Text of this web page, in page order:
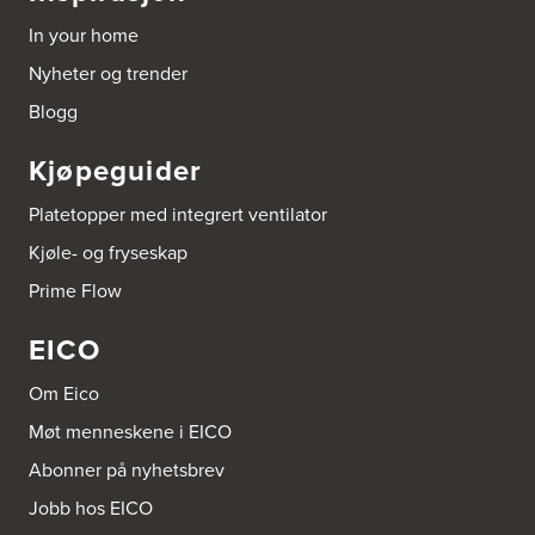
Tel.:69817600
Byggmakker CF AS
Postboks 2107
Tel.: 33-484000
http://www.sigdal.no
Byggmakker Eiker
Prestebråtan 11
3300 Hokksund
Tel.: 32-252573
Byggmakker Fredrikstad Østsiden
Borgarveien 13
Tel.:91-650888
Byggmakker Lillehammer
Landbruksveien 1
In your home
Nyheter og trender
Blogg
Kjøpeguider
Platetopper med integrert ventilator
Kjøle- og fryseskap
Prime Flow
EICO
Om Eico
Møt menneskene i EICO
Abonner på nyhetsbrev
Jobb hos EICO